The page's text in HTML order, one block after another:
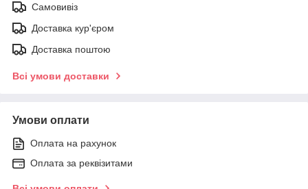
Самовивіз
Доставка кур'єром
Доставка поштою
Всі умови доставки
Умови оплати
Оплата на рахунок
Оплата за реквізитами